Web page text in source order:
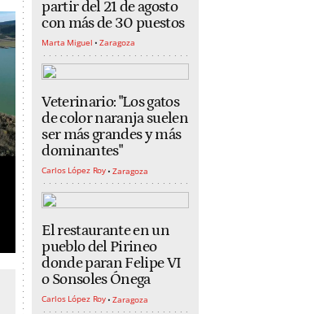
partir del 21 de agosto
con más de 30 puestos
Marta Miguel Zaragoza
Veterinario: "Los gatos
de color naranja suelen
ser más grandes y más
dominantes"
Carlos López Roy Zaragoza
El restaurante en un
pueblo del Pirineo
donde paran Felipe VI
o Sonsoles Ónega
Carlos López Roy Zaragoza